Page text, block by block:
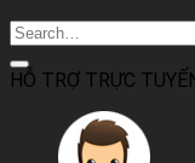
HỖ TRỢ TRỰC